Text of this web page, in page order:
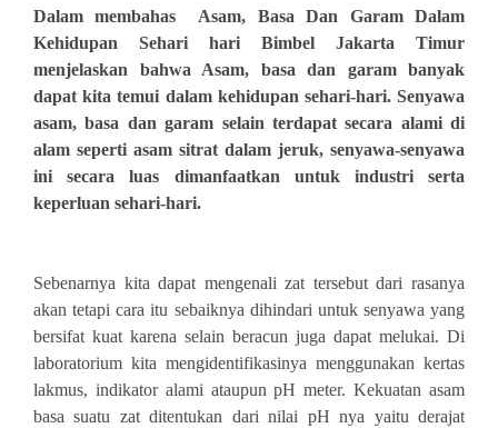
Dalam membahas Asam, Basa Dan Garam Dalam
Kehidupan Sehari hari Bimbel Jakarta Timur
menjelaskan bahwa Asam, basa dan garam banyak
dapat kita temui dalam kehidupan sehari-hari. Senyawa
asam, basa dan garam selain terdapat secara alami di
alam seperti asam sitrat dalam jeruk, senyawa-senyawa
ini secara luas dimanfaatkan untuk industri serta
keperluan sehari-hari.
Sebenarnya kita dapat mengenali zat tersebut dari rasanya
akan tetapi cara itu sebaiknya dihindari untuk senyawa yang
bersifat kuat karena selain beracun juga dapat melukai. Di
laboratorium kita mengidentifikasinya menggunakan kertas
lakmus, indikator alami ataupun pH meter. Kekuatan asam
basa suatu zat ditentukan dari nilai pH nya yaitu derajat